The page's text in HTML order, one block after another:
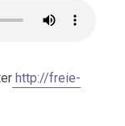
http://freie-